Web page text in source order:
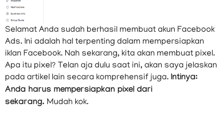
Selamat Anda sudah berhasil membuat akun Facebook
Ads. Ini adalah hal terpenting dalam mempersiapkan